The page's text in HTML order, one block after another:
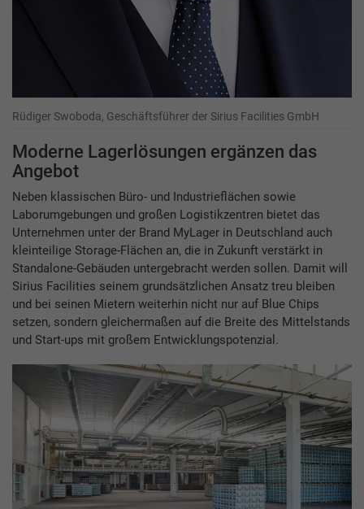
Rüdiger Swoboda, Geschäftsführer der Sirius Facilities GmbH
Moderne Lagerlösungen ergänzen das
Angebot
Neben klassischen Büro- und Industrieflächen sowie
Laborumgebungen und großen Logistikzentren bietet das
Unternehmen unter der Brand MyLager in Deutschland auch
kleinteilige Storage-Flächen an, die in Zukunft verstärkt in
Standalone-Gebäuden untergebracht werden sollen. Damit will
Sirius Facilities seinem grundsätzlichen Ansatz treu bleiben
und bei seinen Mietern weiterhin nicht nur auf Blue Chips
setzen, sondern gleichermaßen auf die Breite des Mittelstands
und Start-ups mit großem Entwicklungspotenzial.